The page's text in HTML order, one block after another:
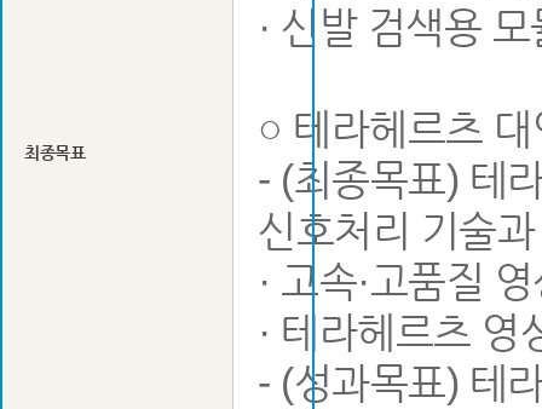
최종목표
· 신발 검색용
○ 테라헤르츠
- (최종목표) 테
신호처리 기술
· 고속·고품질
· 테라헤르츠
- (성과목표) 테